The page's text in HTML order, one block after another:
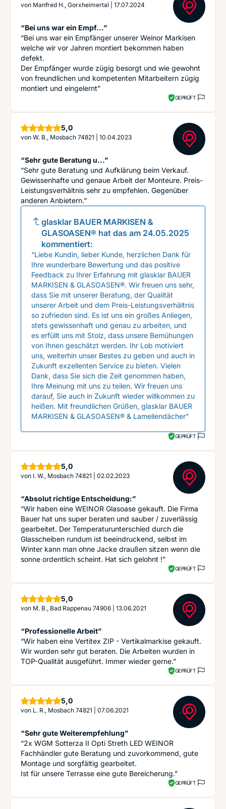
von Manfred H., Gorxheimertal 17.07.2024
“Bei uns war ein Empf...”
“Bei uns war ein Empfänger unserer Weinor Markisen
welche wir vor Jahren montiert bekommen haben
defekt.
Der Empfänger wurde zügig besorgt und wie gewohnt
von freundlichen und kompetenten Mitarbeitern zügig
montiert und eingelernt”
GEPRÜFT
5,0Sterne
von W. B., Mosbach 74821 10.04.2023
“Sehr gute Beratung u...”
“Sehr gute Beratung und Aufklärung beim Verkauf.
Gewissenhafte und genaue Arbeit der Monteure. Preis-
Leistungsverhältnis sehr zu empfehlen. Gegenüber
anderen Anbietern.”
glasklar BAUER MARKISEN &
GLASOASEN® hat das am 24.05.2025
kommentiert:
“Liebe Kundin, lieber Kunde, herzlichen Dank für
Ihre wunderbare Bewertung und das positive
Feedback zu Ihrer Erfahrung mit glasklar BAUER
MARKISEN & GLASOASEN®. Wir freuen uns sehr,
dass Sie mit unserer Beratung, der Qualität
unserer Arbeit und dem Preis-Leistungsverhältnis
so zufrieden sind. Es ist uns ein großes Anliegen,
stets gewissenhaft und genau zu arbeiten, und
es erfüllt uns mit Stolz, dass unsere Bemühungen
von Ihnen geschätzt werden. Ihr Lob motiviert
uns, weiterhin unser Bestes zu geben und auch in
Zukunft exzellenten Service zu bieten. Vielen
Dank, dass Sie sich die Zeit genommen haben,
Ihre Meinung mit uns zu teilen. Wir freuen uns
darauf, Sie auch in Zukunft wieder willkommen zu
heißen. Mit freundlichen Grüßen, glasklar BAUER
MARKISEN & GLASOASEN® & Lamellendächer”
GEPRÜFT
5,0Sterne
von I. W., Mosbach 74821 02.02.2023
“Absolut richtige Entscheidung:”
“Wir haben eine WEINOR Glasoase gekauft. Die Firma
Bauer hat uns super beraten und sauber / zuverlässig
gearbeitet. Der Temperaturunterschied durch die
Glasscheiben rundum ist beeindruckend, selbst im
Winter kann man ohne Jacke draußen sitzen wenn die
sonne ordentlich scheint. Hat sich gelohnt !”
GEPRÜFT
5,0Sterne
von M. B., Bad Rappenau 74906 13.06.2021
“Professionelle Arbeit”
“Wir haben eine Vertitex ZIP - Vertikalmarkise gekauft.
Wir wurden sehr gut beraten. Die Arbeiten wurden in
TOP-Qualität ausgeführt. Immer wieder gerne.”
GEPRÜFT
5,0Sterne
von L. R., Mosbach 74821 07.06.2021
“Sehr gute Weiterempfehlung”
“2x WGM Sotterza II Opti Streth LED WEINOR
Fachhändler gute Beratung und zuvorkommend, gute
Montage und sorgfältig gearbeitet.
Ist für unsere Terrasse eine gute Bereicherung.”
GEPRÜFT